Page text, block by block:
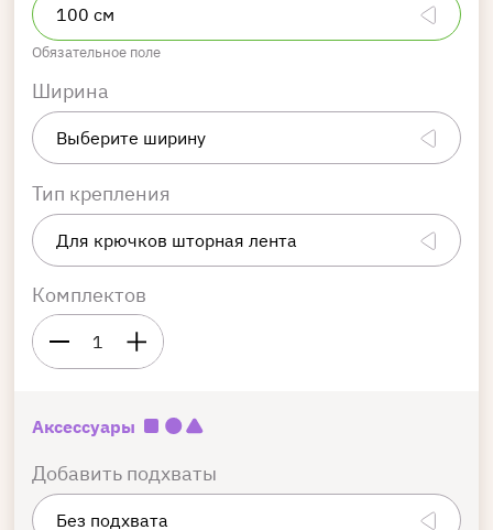
Обязательное поле
Ширина
Тип крепления
Комплектов
1
Аксессуары
Добавить подхваты